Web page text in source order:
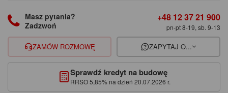
Masz pytania?
Zadzwoń
+48 12 37 21 900
pn-pt 8-19, sb. 9-13
ZAMÓW ROZMOWĘ ZAPYTAJ O...
Sprawdź kredyt na budowę
RRSO 5,85% na dzień 20.07.2026 r.